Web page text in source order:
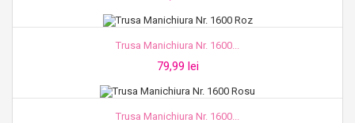
Trusa Manichiura Nr. 1600...
79,99 lei
Trusa Manichiura Nr. 1600...